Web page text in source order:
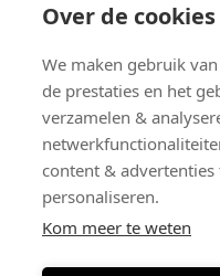
Over de
We maken gebruik
de prestaties en het
verzamelen &
content & advertenties
personaliseren.
Kom meer te weten
Verzenden
Retourneren
Betalen
Veelgestelde vragen